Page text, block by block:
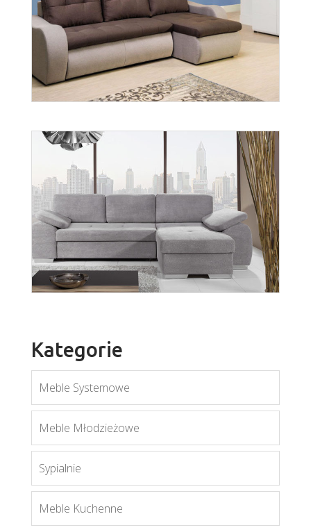
Valentino
Więcej
York
Więcej
Kategorie
Meble Systemowe
Meble Młodzieżowe
Sypialnie
Meble Kuchenne